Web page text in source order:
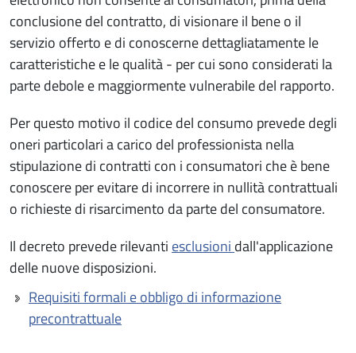
conclusione del contratto, di visionare il bene o il
servizio offerto e di conoscerne dettagliatamente le
caratteristiche e le qualità - per cui sono considerati la
parte debole e maggiormente vulnerabile del rapporto.
Per questo motivo il codice del consumo prevede degli
oneri particolari a carico del professionista nella
stipulazione di contratti con i consumatori che è bene
conoscere per evitare di incorrere in nullità contrattuali
o richieste di risarcimento da parte del consumatore.
Il decreto prevede rilevanti esclusioni dall'applicazione
delle nuove disposizioni.
Requisiti formali e obbligo di informazione
precontrattuale